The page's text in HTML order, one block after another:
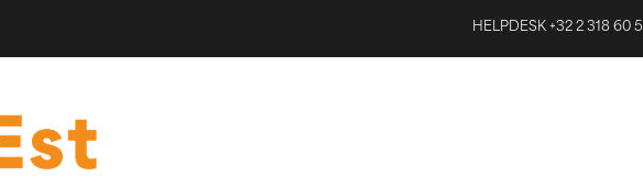
HELPDESK +32 2 318 60